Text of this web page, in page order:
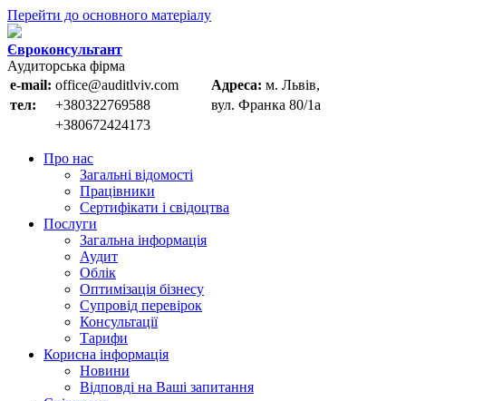
Перейти до основного матеріалу
Євроконсультант
Аудиторська фірма
e-mail: office@auditlviv.com Адреса: м. Львів,
тел:
+380322769588
вул. Франка 80/1а
+380672424173
Про нас
Загальні відомості
Працівники
Сертифікати і свідоцтва
Послуги
Загальна інформація
Аудит
Облік
Оптимізація бізнесу
Супровід перевірок
Консультації
Тарифи
Корисна інформація
Новини
Відповді на Ваші запитання